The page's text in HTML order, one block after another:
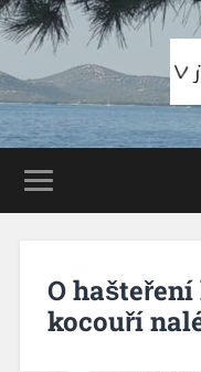
O
kocouří